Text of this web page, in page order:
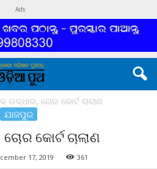
Ads
ଉଦ୍ଧାର, ଚୋର କୋର୍ଟ ଚାଲାଣ
ଯାଜପୁର
କୋର୍ଟ ଚାଲାଣ
17, 2019 361